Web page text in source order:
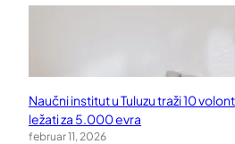
Naučni institut u Tuluzu traži 10
ležati za 5.000 evra
februar 11, 2026